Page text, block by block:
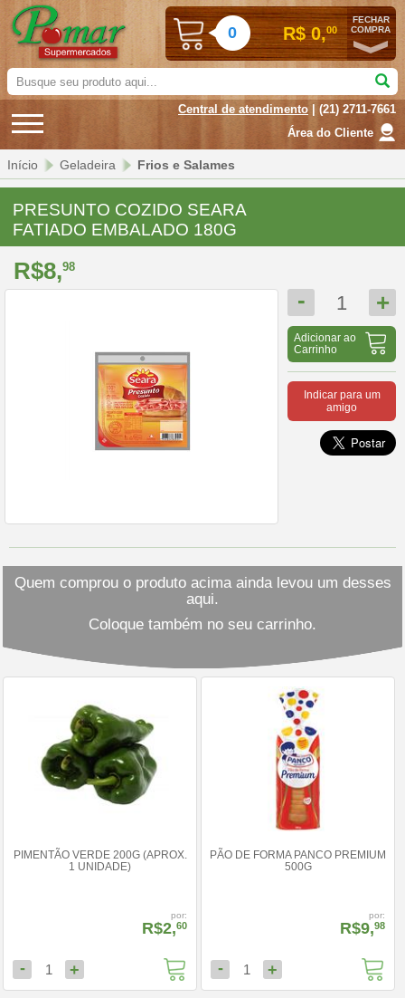
0 R$ 0,00
FECHAR
COMPRA
Busque
seu
produto
aqui...
Central de atendimento | (21) 2711-7661
Área do Cliente
Início Geladeira Frios e Salames
PRESUNTO COZIDO SEARA
FATIADO EMBALADO 180G
R$8,98
- 1 +
Adicionar ao
Carrinho
Indicar para um
amigo
Quem comprou o produto acima ainda levou um desses
aqui.
Coloque também no seu carrinho.
PIMENTÃO VERDE 200G (APROX.
1 UNIDADE)
por:
R$2,60
- 1 +
PÃO DE FORMA PANCO PREMIUM
500G
por:
R$9,98
- 1 +